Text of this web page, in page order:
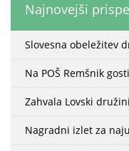
Najnovejši
Slovesna obeležitev
Na POŠ Remšnik
Zahvala Lovski
Nagradni izlet za